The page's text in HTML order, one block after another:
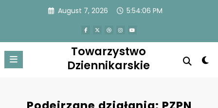
August 7, 2026 5:54:06 PM
Towarzystwo
Dziennikarskie